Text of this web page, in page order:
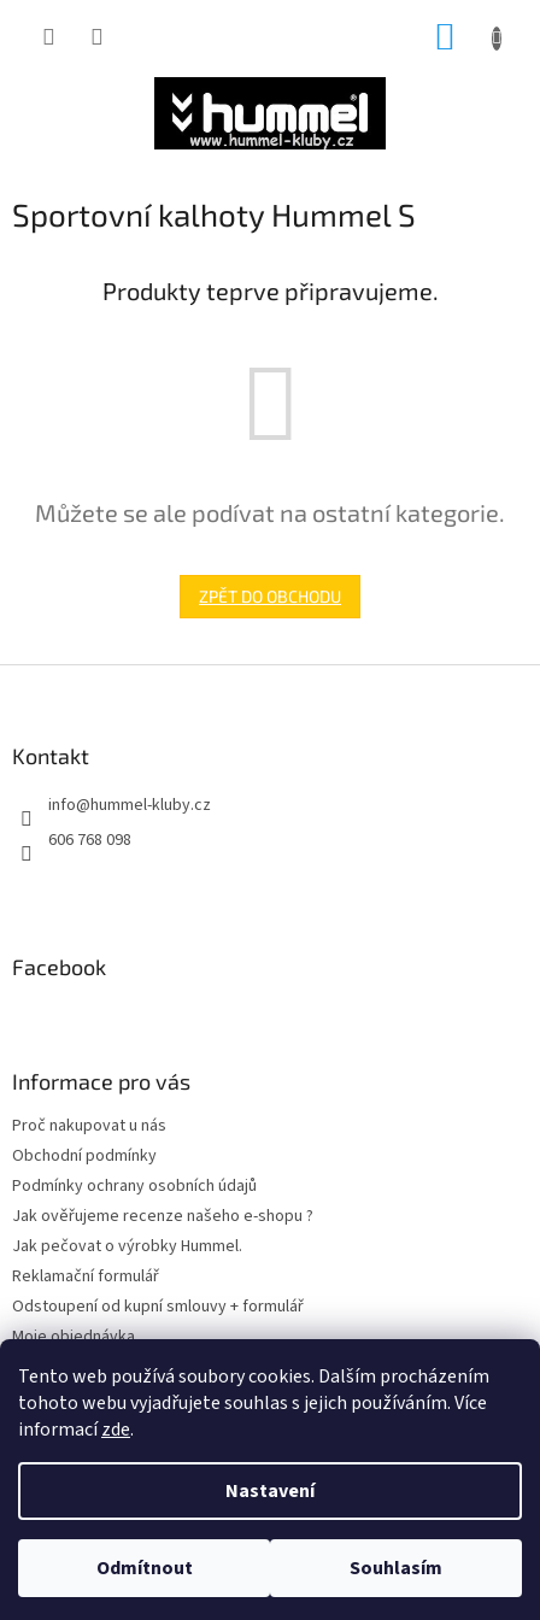
Tento web používá soubory cookies. Dalším procházením
tohoto webu vyjadřujete souhlas s jejich používáním. Více
informacízde.
Nastavení
Odmítnout Souhlasím
Sportovní kalhoty Hummel S
Produkty teprve připravujeme.
Můžete se ale podívat na ostatní kategorie.
ZPĚT DO OBCHODU
Kontakt
info@hummel-kluby.cz
606 768 098
Facebook
Informace pro vás
Proč nakupovat u nás
Obchodní podmínky
Podmínky ochrany osobních údajů
Jak ověřujeme recenze našeho e-shopu ?
Jak pečovat o výrobky Hummel.
Reklamační formulář
Odstoupení od kupní smlouvy + formulář
Moje objednávka
Odstoupení od smlouvy
Copyright 2026www.hummel-kluby.cz. Všechna práva vyhrazena.
Upravit nastavení cookies